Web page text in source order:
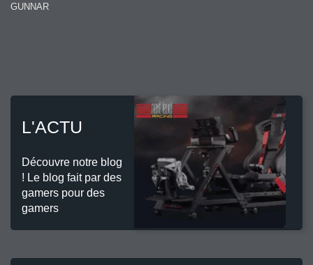
GUNNAR
L'ACTU
Découvre notre blog
! Le blog fait par des
gamers pour des
gamers